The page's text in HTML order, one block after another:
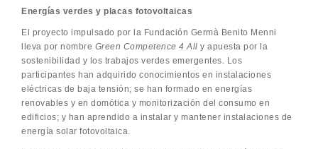
Energías verdes y placas fotovoltaicas
El proyecto impulsado por la Fundación Germà Benito Menni
lleva por nombre Green Competence 4 All y apuesta por la
sostenibilidad y los trabajos verdes emergentes. Los
participantes han adquirido conocimientos en instalaciones
eléctricas de baja tensión; se han formado en energías
renovables y en domótica y monitorización del consumo en
edificios; y han aprendido a instalar y mantener instalaciones de
energía solar fotovoltaica.